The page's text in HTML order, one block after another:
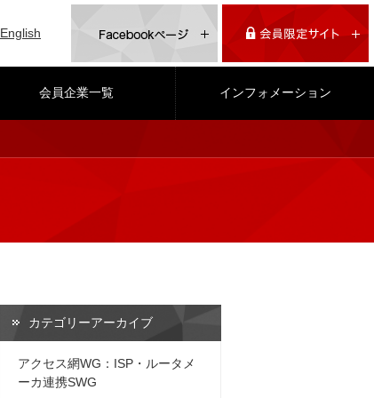
English
会員企業一覧 インフォメーション
カテゴリーアーカイブ
アクセス網WG：ISP・ルータメ
ーカ連携SWG